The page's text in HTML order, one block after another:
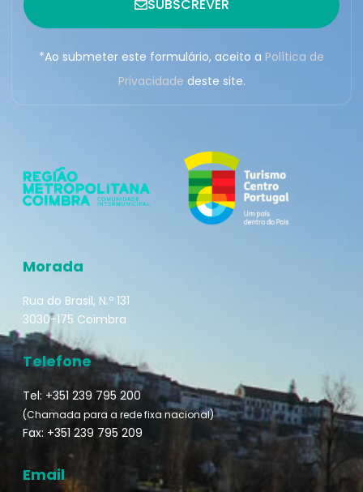
SUBSCREVER
*Ao submeter este formulário, aceito a Política de
Privacidade deste site.
Morada
Rua do Brasil, N.º 131
3030-175 Coimbra
Telefone
Tel: +351 239 795 200
(Chamada para a rede fixa nacional)
Fax: +351 239 795 209
Email